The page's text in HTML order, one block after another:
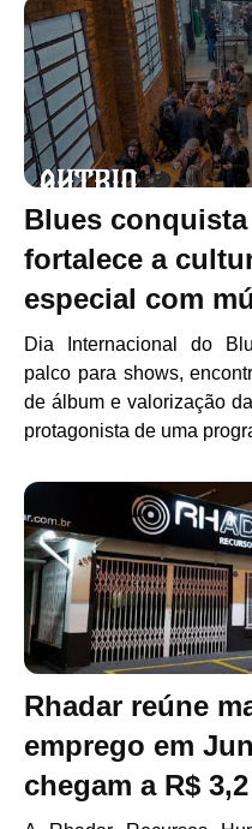
Blues
fortalece a
especial com
Dia Internacional do
palco para shows,
de álbum e valorização
protagonista de uma
Rhadar reúne
emprego em
chegam a R$